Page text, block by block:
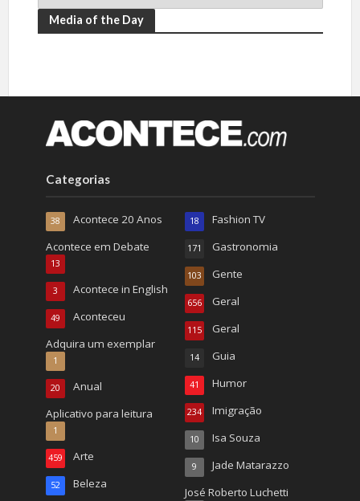
Media of the Day
Categorias
Acontece 20 Anos
38
Acontece em Debate
13
Acontece in English
3
Aconteceu
49
Adquira um exemplar
1
Anual
20
Aplicativo para leitura
1
Arte
459
Beleza
52
Fashion TV
18
Gastronomia
171
Gente
103
Geral
656
Geral
115
Guia
14
Humor
41
Imigração
234
Isa Souza
10
Jade Matarazzo
9
José Roberto Luchetti